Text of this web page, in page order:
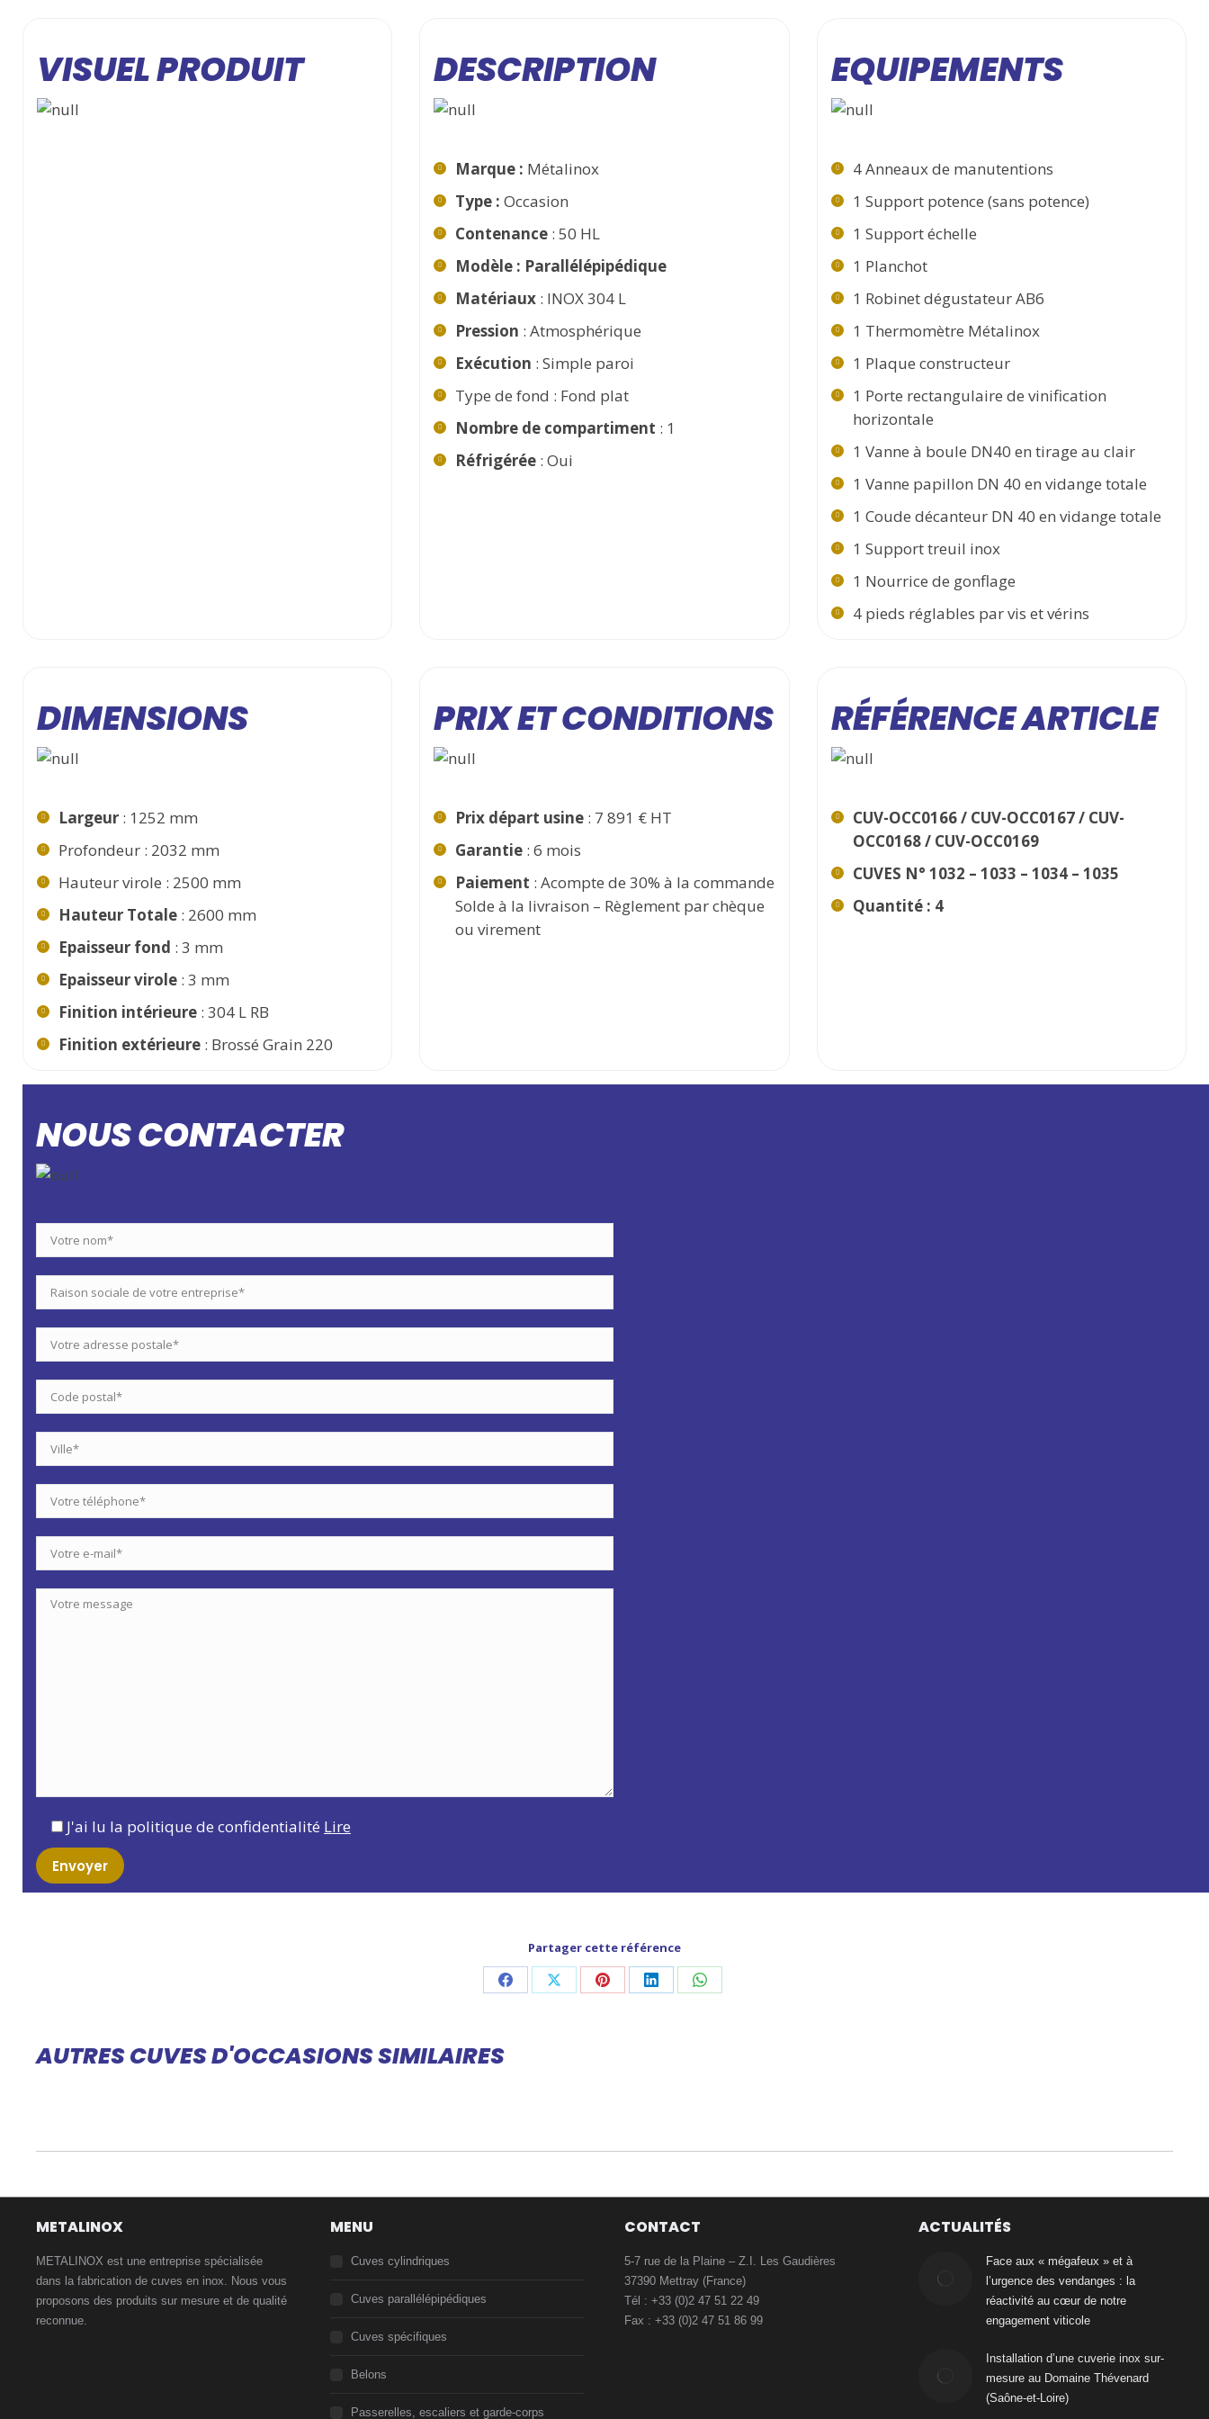
VISUEL PRODUIT DESCRIPTION
Marque : Métalinox
Type : Occasion
Contenance : 50 HL
Modèle : Parallélépipédique
Matériaux : INOX 304 L
Pression : Atmosphérique
Exécution : Simple paroi
Type de fond : Fond plat
Nombre de compartiment : 1
Réfrigérée : Oui
EQUIPEMENTS
4 Anneaux de manutentions
1 Support potence (sans potence)
1 Support échelle
1 Planchot
1 Robinet dégustateur AB6
1 Thermomètre Métalinox
1 Plaque constructeur
1 Porte rectangulaire de vinification
horizontale
1 Vanne à boule DN40 en tirage au clair
1 Vanne papillon DN 40 en vidange totale
1 Coude décanteur DN 40 en vidange totale
1 Support treuil inox
1 Nourrice de gonflage
4 pieds réglables par vis et vérins
DIMENSIONS
Largeur : 1252 mm
Profondeur : 2032 mm
Hauteur virole : 2500 mm
Hauteur Totale : 2600 mm
Epaisseur fond : 3 mm
Epaisseur virole : 3 mm
Finition intérieure : 304 L RB
Finition extérieure : Brossé Grain 220
PRIX ET CONDITIONS
Prix départ usine : 7 891 € HT
Garantie : 6 mois
Paiement : Acompte de 30% à la commande
Solde à la livraison – Règlement par chèque
ou virement
RÉFÉRENCE ARTICLE
CUV-OCC0166 / CUV-OCC0167 / CUV-
OCC0168 / CUV-OCC0169
CUVES N° 1032 – 1033 – 1034 – 1035
Quantité : 4
NOUS CONTACTER
J'ai lu la politique de confidentialité Lire
Partager cette référence
PartagerPartagerPartagerPartagerPartager
AUTRES CUVES D'OCCASIONS SIMILAIRES
METALINOX
METALINOX est une entreprise spécialisée
dans la fabrication de cuves en inox. Nous vous
proposons des produits sur mesure et de qualité
reconnue.
MENU
Cuves cylindriques
Cuves parallélépipédiques
Cuves spécifiques
Belons
Passerelles, escaliers et garde-corps
CONTACT
5-7 rue de la Plaine – Z.I. Les Gaudières
37390 Mettray (France)
Tél : +33 (0)2 47 51 22 49
Fax : +33 (0)2 47 51 86 99
ACTUALITÉS
Face aux « mégafeux » et à
l’urgence des vendanges : la
réactivité au cœur de notre
engagement viticole
Installation d’une cuverie inox sur-
mesure au Domaine Thévenard
(Saône-et-Loire)